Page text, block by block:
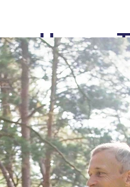
Unsere
In den
wirksame
der Sie sich
Erfahren
besondere